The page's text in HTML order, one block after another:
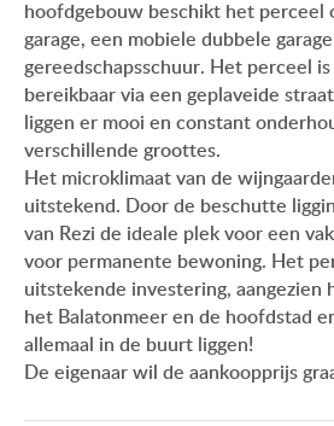
hoofdgebouw beschikt het perceel
garage, een mobiele dubbele
gereedschapsschuur. Het perceel
bereikbaar via een geplaveide
liggen er mooi en constant
verschillende groottes.
Het microklimaat van de
uitstekend. Door de beschutte
van Rezi de ideale plek voor een
voor permanente bewoning. Het
uitstekende investering, aangezien
het Balatonmeer en de hoofdstad
allemaal in de buurt liggen!
De eigenaar wil de aankoopprijs